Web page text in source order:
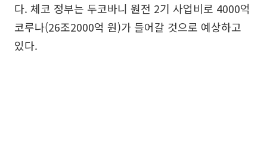
다. 체코 정부는 두코바니 원전 2기 사업비로 4000억
코루나(26조2000억 원)가 들어갈 것으로 예상하고
있다.